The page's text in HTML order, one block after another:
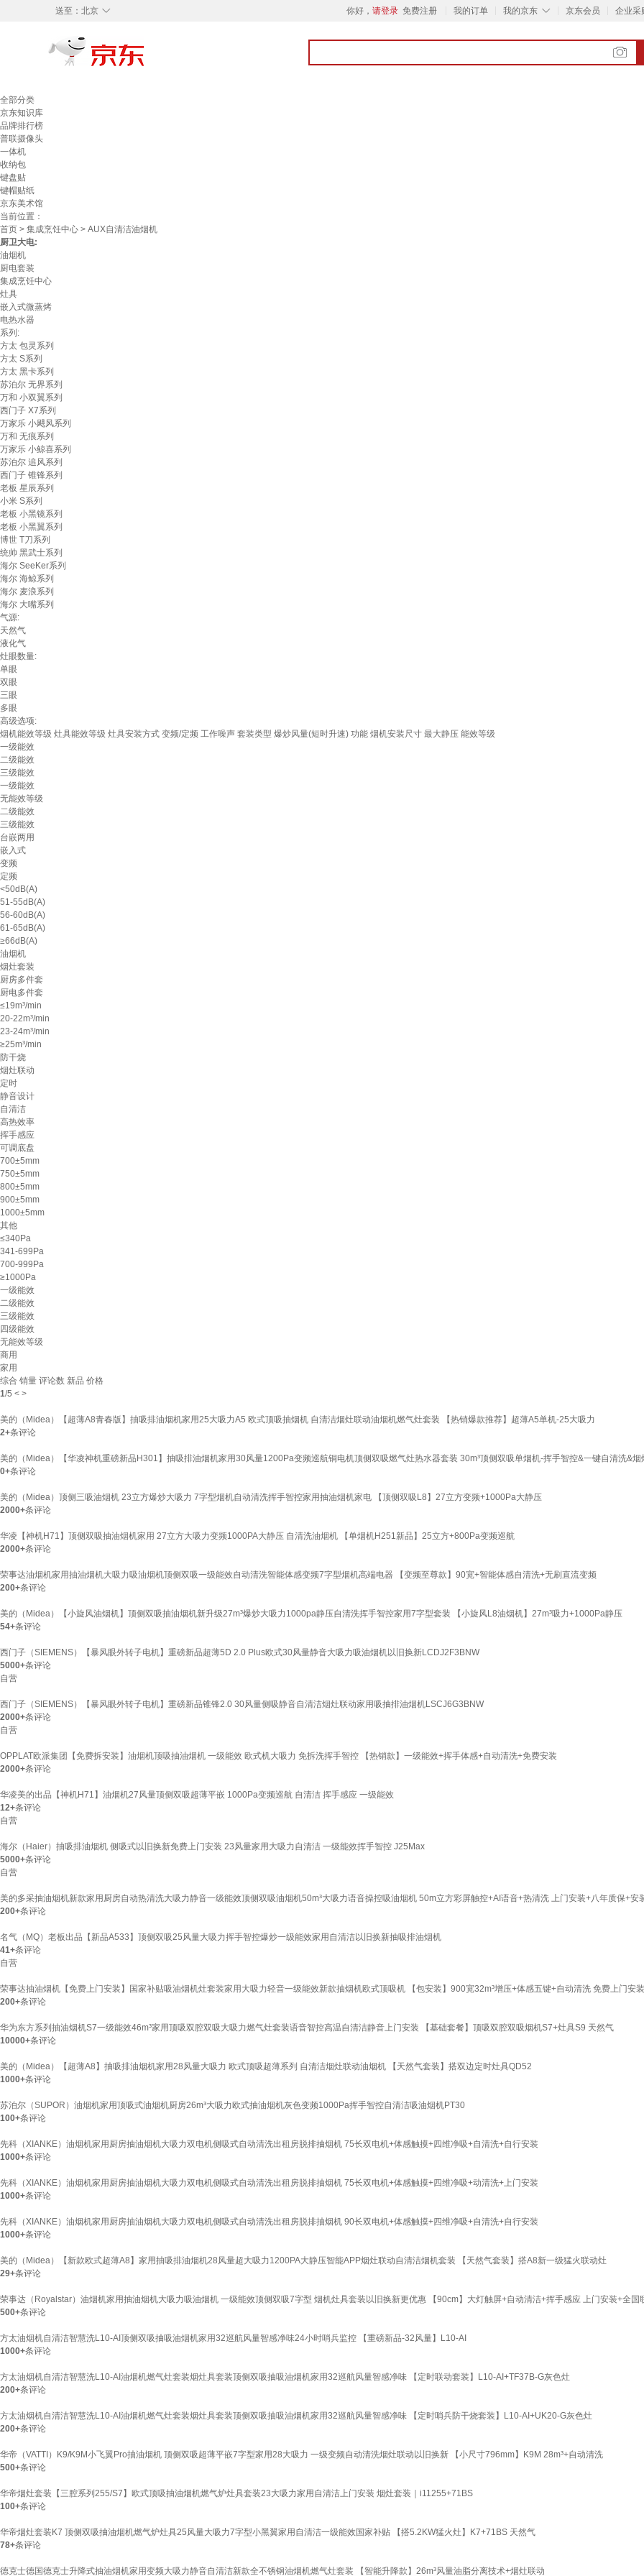
◇
送至： 北京 你好， 请登录 免费注册 我的订单 ◇
我的京东 京东会员 企业采
全部分类
京东知识库
品牌排行榜
普联摄像头
一体机
收纳包
键盘贴
键帽贴纸
京东美术馆
当前位置：
首页 > 集成烹饪中心 > AUX自清洁油烟机
厨卫大电:
油烟机
厨电套装
集成烹饪中心
灶具
嵌入式微蒸烤
电热水器
系列:
方太 包灵系列
方太 S系列
方太 黑卡系列
苏泊尔 无界系列
万和 小双翼系列
西门子 X7系列
万家乐 小飓风系列
万和 无痕系列
万家乐 小鲸喜系列
苏泊尔 追风系列
西门子 锥锋系列
老板 星辰系列
小米 S系列
老板 小黑镜系列
老板 小黑翼系列
博世 T刀系列
统帅 黑武士系列
海尔 SeeKer系列
海尔 海鲸系列
海尔 麦浪系列
海尔 大嘴系列
气源:
天然气
液化气
灶眼数量:
单眼
双眼
三眼
多眼
高级选项:
烟机能效等级 灶具能效等级 灶具安装方式 变频/定频 工作噪声 套装类型 爆炒风量(短时升速) 功能 烟机安装尺寸 最大静压 能效等级
一级能效
二级能效
三级能效
一级能效
无能效等级
二级能效
三级能效
台嵌两用
嵌入式
变频
定频
<50dB(A)
51-55dB(A)
56-60dB(A)
61-65dB(A)
≥66dB(A)
油烟机
烟灶套装
厨房多件套
厨电多件套
≤19m³/min
20-22m³/min
23-24m³/min
≥25m³/min
防干烧
烟灶联动
定时
静音设计
自清洁
高热效率
挥手感应
可调底盘
700±5mm
750±5mm
800±5mm
900±5mm
1000±5mm
其他
≤340Pa
341-699Pa
700-999Pa
≥1000Pa
一级能效
二级能效
三级能效
四级能效
无能效等级
商用
家用
综合 销量 评论数 新品 价格
1/5 < >
美的（Midea）【超薄A8青春版】抽吸排油烟机家用25大吸力A5 欧式顶吸抽烟机 自清洁烟灶联动油烟机燃气灶套装 【热销爆款推荐】超薄A5单机-25大吸力
2+条评论
美的（Midea）【华凌神机重磅新品H301】抽吸排油烟机家用30风量1200Pa变频巡航铜电机顶侧双吸燃气灶热水器套装 30m³顶侧双吸单烟机-挥手智控&一键自清洗&
0+条评论
美的（Midea）顶侧三吸油烟机 23立方爆炒大吸力 7字型烟机自动清洗挥手智控家用抽油烟机家电 【顶侧双吸L8】27立方变频+1000Pa大静压
2000+条评论
华凌【神机H71】顶侧双吸抽油烟机家用 27立方大吸力变频1000PA大静压 自清洗油烟机 【单烟机H251新品】25立方+800Pa变频巡航
2000+条评论
荣事达油烟机家用抽油烟机大吸力吸油烟机顶侧双吸一级能效自动清洗智能体感变频7字型烟机高端电器 【变频至尊款】90宽+智能体感自清洗+无刷直流变频
200+条评论
美的（Midea）【小旋风油烟机】顶侧双吸抽油烟机新升级27m³爆炒大吸力1000pa静压自清洗挥手智控家用7字型套装 【小旋风L8油烟机】27m³吸力+1000Pa静压
54+条评论
西门子（SIEMENS）【暴风眼外转子电机】重磅新品超薄5D 2.0 Plus欧式30风量静音大吸力吸油烟机以旧换新LCDJ2F3BNW
5000+条评论
自营
西门子（SIEMENS）【暴风眼外转子电机】重磅新品锥锋2.0 30风量侧吸静音自清洁烟灶联动家用吸抽排油烟机LSCJ6G3BNW
2000+条评论
自营
OPPLAT欧派集团【免费拆安装】油烟机顶吸抽油烟机 一级能效 欧式机大吸力 免拆洗挥手智控 【热销款】一级能效+挥手体感+自动清洗+免费安装
2000+条评论
华凌美的出品【神机H71】油烟机27风量顶侧双吸超薄平嵌 1000Pa变频巡航 自清洁 挥手感应 一级能效
12+条评论
自营
海尔（Haier）抽吸排油烟机 侧吸式以旧换新免费上门安装 23风量家用大吸力自清洁 一级能效挥手智控 J25Max
5000+条评论
自营
美的多采抽油烟机新款家用厨房自动热清洗大吸力静音一级能效顶侧双吸油烟机50m³大吸力语音操控吸油烟机 50m立方彩屏触控+AI语音+热清洗 上门安装+八年质保+安
200+条评论
名气（MQ）老板出品【新品A533】顶侧双吸25风量大吸力挥手智控爆炒一级能效家用自清洁以旧换新抽吸排油烟机
41+条评论
自营
荣事达抽油烟机【免费上门安装】国家补贴吸油烟机灶套装家用大吸力轻音一级能效新款抽烟机欧式顶吸机 【包安装】900宽32m³增压+体感五键+自动清洗 免费上门安装
200+条评论
华为东方系列抽油烟机S7一级能效46m³家用顶吸双腔双吸大吸力燃气灶套装语音智控高温自清洁静音上门安装 【基础套餐】顶吸双腔双吸烟机S7+灶具S9 天然气
10000+条评论
美的（Midea）【超薄A8】抽吸排油烟机家用28风量大吸力 欧式顶吸超薄系列 自清洁烟灶联动油烟机 【天然气套装】搭双边定时灶具QD52
1000+条评论
苏泊尔（SUPOR）油烟机家用顶吸式油烟机厨房26m³大吸力欧式抽油烟机灰色变频1000Pa挥手智控自清洁吸油烟机PT30
100+条评论
先科（XIANKE）油烟机家用厨房抽油烟机大吸力双电机侧吸式自动清洗出租房脱排抽烟机 75长双电机+体感触摸+四维净吸+自清洗+自行安装
1000+条评论
先科（XIANKE）油烟机家用厨房抽油烟机大吸力双电机侧吸式自动清洗出租房脱排抽烟机 75长双电机+体感触摸+四维净吸+动清洗+上门安装
1000+条评论
先科（XIANKE）油烟机家用厨房抽油烟机大吸力双电机侧吸式自动清洗出租房脱排抽烟机 90长双电机+体感触摸+四维净吸+自清洗+自行安装
1000+条评论
美的（Midea）【新款欧式超薄A8】家用抽吸排油烟机28风量超大吸力1200PA大静压智能APP烟灶联动自清洁烟机套装 【天然气套装】搭A8新一级猛火联动灶
29+条评论
荣事达（Royalstar）油烟机家用抽油烟机大吸力吸油烟机 一级能效顶侧双吸7字型 烟机灶具套装以旧换新更优惠 【90cm】大灯触屏+自动清洁+挥手感应 上门安装+全国
500+条评论
方太油烟机自清洁智慧洗L10-AI顶侧双吸抽吸油烟机家用32巡航风量智感净味24小时哨兵监控 【重磅新品-32风量】L10-AI
1000+条评论
方太油烟机自清洁智慧洗L10-AI油烟机燃气灶套装烟灶具套装顶侧双吸抽吸油烟机家用32巡航风量智感净味 【定时联动套装】L10-AI+TF37B-G灰色灶
200+条评论
方太油烟机自清洁智慧洗L10-AI油烟机燃气灶套装烟灶具套装顶侧双吸抽吸油烟机家用32巡航风量智感净味 【定时哨兵防干烧套装】L10-AI+UK20-G灰色灶
200+条评论
华帝（VATTI）K9/K9M小飞翼Pro抽油烟机 顶侧双吸超薄平嵌7字型家用28大吸力 一级变频自动清洗烟灶联动以旧换新 【小尺寸796mm】K9M 28m³+自动清洗
500+条评论
华帝烟灶套装【三腔系列255/S7】欧式顶吸抽油烟机燃气炉灶具套装23大吸力家用自清洁上门安装 烟灶套装｜i11255+71BS
100+条评论
华帝烟灶套装K7 顶侧双吸抽油烟机燃气炉灶具25风量大吸力7字型小黑翼家用自清洁一级能效国家补贴 【搭5.2KW猛火灶】K7+71BS 天然气
78+条评论
德克士德国德克士升降式抽油烟机家用变频大吸力静音自清洁新款全不锈钢油烟机燃气灶套装 【智能升降款】26m³风量油脂分离技术+烟灶联动